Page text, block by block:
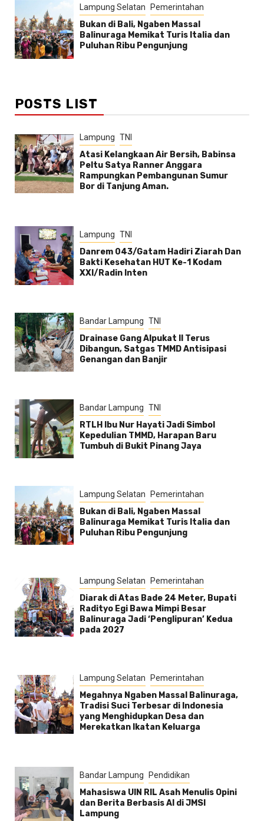
Lampung Selatan Pemerintahan
Bukan di Bali, Ngaben Massal
Balinuraga Memikat Turis Italia dan
Puluhan Ribu Pengunjung
POSTS LIST
Lampung TNI
Atasi Kelangkaan Air Bersih, Babinsa
Peltu Satya Ranner Anggara
Rampungkan Pembangunan Sumur
Bor di Tanjung Aman.
Lampung TNI
Danrem 043/Gatam Hadiri Ziarah Dan
Bakti Kesehatan HUT Ke-1 Kodam
XXI/Radin Inten
Bandar Lampung TNI
Drainase Gang Alpukat II Terus
Dibangun, Satgas TMMD Antisipasi
Genangan dan Banjir
Bandar Lampung TNI
RTLH Ibu Nur Hayati Jadi Simbol
Kepedulian TMMD, Harapan Baru
Tumbuh di Bukit Pinang Jaya
Lampung Selatan Pemerintahan
Bukan di Bali, Ngaben Massal
Balinuraga Memikat Turis Italia dan
Puluhan Ribu Pengunjung
Lampung Selatan Pemerintahan
Diarak di Atas Bade 24 Meter, Bupati
Radityo Egi Bawa Mimpi Besar
Balinuraga Jadi ‘Penglipuran’ Kedua
pada 2027
Lampung Selatan Pemerintahan
Megahnya Ngaben Massal Balinuraga,
Tradisi Suci Terbesar di Indonesia
yang Menghidupkan Desa dan
Merekatkan Ikatan Keluarga
Bandar Lampung Pendidikan
Mahasiswa UIN RIL Asah Menulis Opini
dan Berita Berbasis AI di JMSI
Lampung